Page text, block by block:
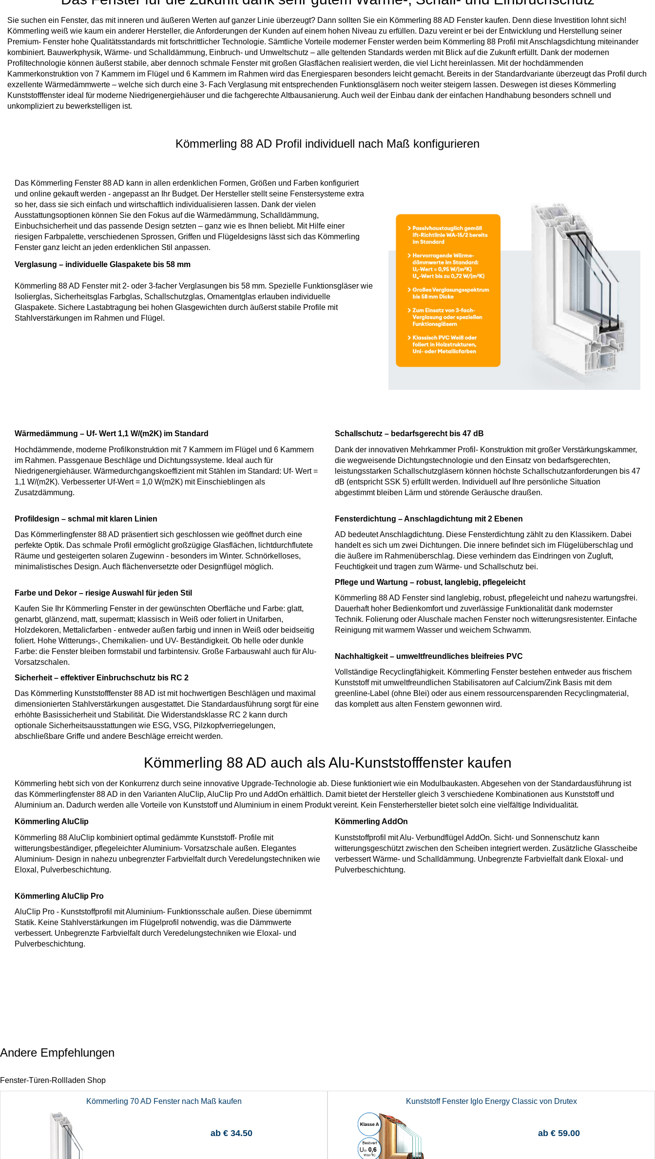
Sie suchen ein Fenster, das mit inneren und äußeren Werten auf ganzer Linie überzeugt? Dann sollten Sie ein Kömmerling 88 AD Fenster kaufen. Denn diese Investition lohnt sich!
Kömmerling weiß wie kaum ein anderer Hersteller, die Anforderungen der Kunden auf einem hohen Niveau zu erfüllen. Dazu vereint er bei der Entwicklung und Herstellung seiner
Premium- Fenster hohe Qualitätsstandards mit fortschrittlicher Technologie. Sämtliche Vorteile moderner Fenster werden beim Kömmerling 88 Profil mit Anschlagsdichtung miteinander
kombiniert. Bauwerkphysik, Wärme- und Schalldämmung, Einbruch- und Umweltschutz – alle geltenden Standards werden mit Blick auf die Zukunft erfüllt. Dank der modernen
Profiltechnologie können äußerst stabile, aber dennoch schmale Fenster mit großen Glasflächen realisiert werden, die viel Licht hereinlassen. Mit der hochdämmenden
Kammerkonstruktion von 7 Kammern im Flügel und 6 Kammern im Rahmen wird das Energiesparen besonders leicht gemacht. Bereits in der Standardvariante überzeugt das Profil durch
exzellente Wärmedämmwerte – welche sich durch eine 3- Fach Verglasung mit entsprechenden Funktionsgläsern noch weiter steigern lassen. Deswegen ist dieses Kömmerling
Kunststofffenster ideal für moderne Niedrigenergiehäuser und die fachgerechte Altbausanierung. Auch weil der Einbau dank der einfachen Handhabung besonders schnell und
unkompliziert zu bewerkstelligen ist.
Kömmerling 88 AD Profil individuell nach Maß konfigurieren
Das Kömmerling Fenster 88 AD kann in allen erdenklichen Formen, Größen und Farben konfiguriert
und online gekauft werden - angepasst an Ihr Budget. Der Hersteller stellt seine Fenstersysteme extra
so her, dass sie sich einfach und wirtschaftlich individualisieren lassen. Dank der vielen
Ausstattungsoptionen können Sie den Fokus auf die Wärmedämmung, Schalldämmung,
Einbuchsicherheit und das passende Design setzten – ganz wie es Ihnen beliebt. Mit Hilfe einer
riesigen Farbpalette, verschiedenen Sprossen, Griffen und Flügeldesigns lässt sich das Kömmerling
Fenster ganz leicht an jeden erdenklichen Stil anpassen.
Verglasung – individuelle Glaspakete bis 58 mm
Kömmerling 88 AD Fenster mit 2- oder 3-facher Verglasungen bis 58 mm. Spezielle Funktionsgläser wie
Isolierglas, Sicherheitsglas Farbglas, Schallschutzglas, Ornamentglas erlauben individuelle
Glaspakete. Sichere Lastabtragung bei hohen Glasgewichten durch äußerst stabile Profile mit
Stahlverstärkungen im Rahmen und Flügel.
Schallschutz – bedarfsgerecht bis 47 dB
Dank der innovativen Mehrkammer Profil- Konstruktion mit großer Verstärkungskammer,
die wegweisende Dichtungstechnologie und den Einsatz von bedarfsgerechten,
leistungsstarken Schallschutzgläsern können höchste Schallschutzanforderungen bis 47
dB (entspricht SSK 5) erfüllt werden. Individuell auf Ihre persönliche Situation
abgestimmt bleiben Lärm und störende Geräusche draußen.
Fensterdichtung – Anschlagdichtung mit 2 Ebenen
AD bedeutet Anschlagdichtung. Diese Fensterdichtung zählt zu den Klassikern. Dabei
handelt es sich um zwei Dichtungen. Die innere befindet sich im Flügelüberschlag und
die äußere im Rahmenüberschlag. Diese verhindern das Eindringen von Zugluft,
Feuchtigkeit und tragen zum Wärme- und Schallschutz bei.
Pflege und Wartung – robust, langlebig, pflegeleicht
Kömmerling 88 AD Fenster sind langlebig, robust, pflegeleicht und nahezu wartungsfrei.
Dauerhaft hoher Bedienkomfort und zuverlässige Funktionalität dank modernster
Technik. Folierung oder Aluschale machen Fenster noch witterungsresistenter. Einfache
Reinigung mit warmem Wasser und weichem Schwamm.
Nachhaltigkeit – umweltfreundliches bleifreies PVC
Vollständige Recyclingfähigkeit. Kömmerling Fenster bestehen entweder aus frischem
Kunststoff mit umweltfreundlichen Stabilisatoren auf Calcium/Zink Basis mit dem
greenline-Label (ohne Blei) oder aus einem ressourcensparenden Recyclingmaterial,
das komplett aus alten Fenstern gewonnen wird.
Wärmedämmung – Uf- Wert 1,1 W/(m2K) im Standard
Hochdämmende, moderne Profilkonstruktion mit 7 Kammern im Flügel und 6 Kammern
im Rahmen. Passgenaue Beschläge und Dichtungssysteme. Ideal auch für
Niedrigenergiehäuser. Wärmedurchgangskoeffizient mit Stählen im Standard: Uf- Wert =
1,1 W/(m2K). Verbesserter Uf-Wert = 1,0 W(m2K) mit Einschieblingen als
Zusatzdämmung.
Profildesign – schmal mit klaren Linien
Das Kömmerlingfenster 88 AD präsentiert sich geschlossen wie geöffnet durch eine
perfekte Optik. Das schmale Profil ermöglicht großzügige Glasflächen, lichtdurchflutete
Räume und gesteigerten solaren Zugewinn - besonders im Winter. Schnörkelloses,
minimalistisches Design. Auch flächenversetzte oder Designflügel möglich.
Farbe und Dekor – riesige Auswahl für jeden Stil
Kaufen Sie Ihr Kömmerling Fenster in der gewünschten Oberfläche und Farbe: glatt,
genarbt, glänzend, matt, supermatt; klassisch in Weiß oder foliert in Unifarben,
Holzdekoren, Mettalicfarben - entweder außen farbig und innen in Weiß oder beidseitig
foliert. Hohe Witterungs-, Chemikalien- und UV- Beständigkeit. Ob helle oder dunkle
Farbe: die Fenster bleiben formstabil und farbintensiv. Große Farbauswahl auch für Alu-
Vorsatzschalen.
Sicherheit – effektiver Einbruchschutz bis RC 2
Das Kömmerling Kunststofffenster 88 AD ist mit hochwertigen Beschlägen und maximal
dimensionierten Stahlverstärkungen ausgestattet. Die Standardausführung sorgt für eine
erhöhte Basissicherheit und Stabilität. Die Widerstandsklasse RC 2 kann durch
optionale Sicherheitsausstattungen wie ESG, VSG, Pilzkopfverriegelungen,
abschließbare Griffe und andere Beschläge erreicht werden.
Kömmerling 88 AD auch als Alu-Kunststofffenster kaufen
Kömmerling hebt sich von der Konkurrenz durch seine innovative Upgrade-Technologie ab. Diese funktioniert wie ein Modulbaukasten. Abgesehen von der Standardausführung ist
das Kömmerlingfenster 88 AD in den Varianten AluClip, AluClip Pro und AddOn erhältlich. Damit bietet der Hersteller gleich 3 verschiedene Kombinationen aus Kunststoff und
Aluminium an. Dadurch werden alle Vorteile von Kunststoff und Aluminium in einem Produkt vereint. Kein Fensterhersteller bietet solch eine vielfältige Individualität.
Kömmerling AluClip
Kömmerling 88 AluClip kombiniert optimal gedämmte Kunststoff- Profile mit
witterungsbeständiger, pflegeleichter Aluminium- Vorsatzschale außen. Elegantes
Aluminium- Design in nahezu unbegrenzter Farbvielfalt durch Veredelungstechniken wie
Eloxal, Pulverbeschichtung.
Kömmerling AluClip Pro
AluClip Pro - Kunststoffprofil mit Aluminium- Funktionsschale außen. Diese übernimmt
Statik. Keine Stahlverstärkungen im Flügelprofil notwendig, was die Dämmwerte
verbessert. Unbegrenzte Farbvielfalt durch Veredelungstechniken wie Eloxal- und
Pulverbeschichtung.
Kömmerling AddOn
Kunststoffprofil mit Alu- Verbundflügel AddOn. Sicht- und Sonnenschutz kann
witterungsgeschützt zwischen den Scheiben integriert werden. Zusätzliche Glasscheibe
verbessert Wärme- und Schalldämmung. Unbegrenzte Farbvielfalt dank Eloxal- und
Pulverbeschichtung.
Andere Empfehlungen
Fenster-Türen-Rollladen Shop
Kömmerling 70 AD Fenster nach Maß kaufen
ab€ 34.50
Kunststoff Fenster Iglo Energy Classic von Drutex
ab€ 59.00